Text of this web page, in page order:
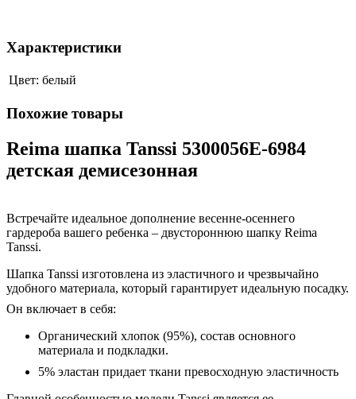
Характеристики
Цвет: белый
Похожие товары
Reima шапка Tanssi 5300056Е-6984
детская демисезонная
Встречайте идеальное дополнение весенне-осеннего
гардероба вашего ребенка – двустороннюю шапку Reima
Tanssi.
Шапка Tanssi изготовлена ​​из эластичного и чрезвычайно
удобного материала, который гарантирует идеальную посадку.
Он включает в себя:
Органический хлопок (95%), состав основного
материала и подкладки.
5% эластан придает ткани превосходную эластичность